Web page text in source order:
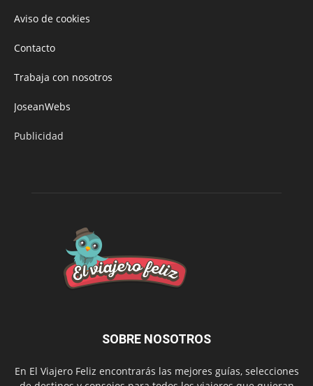
Aviso de cookies
Contacto
Trabaja con nosotros
JoseanWebs
Publicidad
SOBRE NOSOTROS
En El Viajero Feliz encontrarás las mejores guías, selecciones